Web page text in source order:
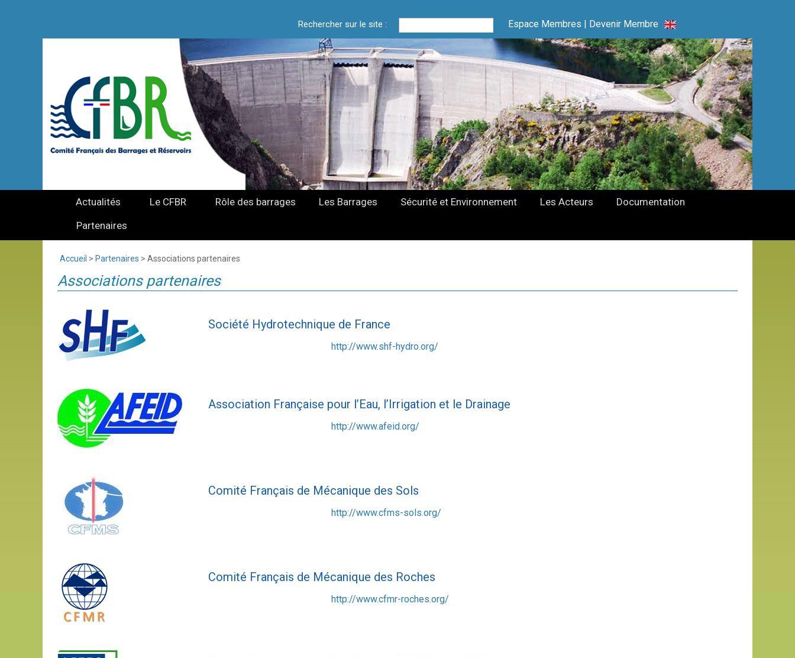
Rechercher sur le site : Espace Membres | Devenir Membre
Actualités Le CFBR Rôle des barrages Les Barrages Sécurité et Environnement Les Acteurs
Documentation
Partenaires
Accueil > Partenaires > Associations partenaires
Associations partenaires
Société Hydrotechnique de France
http://www.shf-hydro.org/
Association Française pour l’Eau, l’Irrigation et le Drainage
http://www.afeid.org/
Comité Français de Mécanique des Sols
http://www.cfms-sols.org/
Comité Français de Mécanique des Roches
http://www.cfmr-roches.org/